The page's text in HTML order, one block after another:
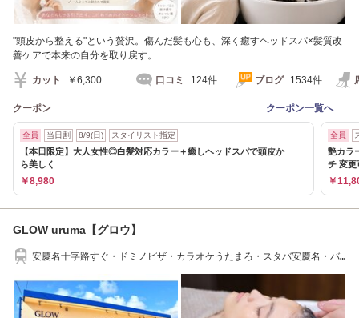
"頭皮から整える"という贅沢。傷んだ髪も心も、深く癒すヘッドスパ×髪質改
善ケアで本来の自分を取り戻す。
カット ￥6,300 口コミ 124件 ブログ 1534件
クーポン クーポン一覧へ
全員 当日割 8/9(日) スタイリスト指定
【本日限定】大人女性◎白髪対応カラー＋癒しヘッドスパで頭皮か
ら美しく
￥8,980
全員
艶カラ
チ 変更
￥
GLOW uruma【グロウ】
安慶名十字路すぐ・ドミノピザ・カラオケうたまろ・スタバ安慶名・バ